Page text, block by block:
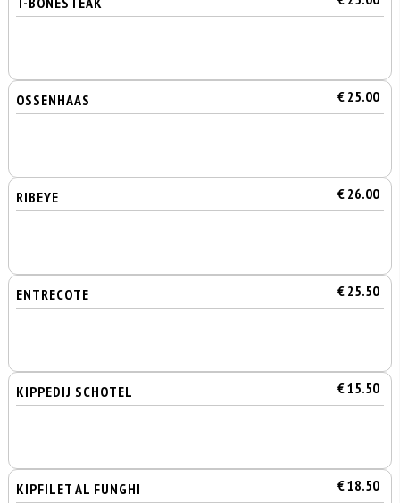
OSSENHAAS € 25.00
RIBEYE € 26.00
ENTRECOTE € 25.50
KIPPEDIJ SCHOTEL € 15.50
KIPFILET AL FUNGHI € 18.50